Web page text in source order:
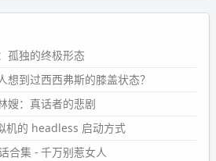
孤独的终极形态
想到过西西弗斯的膝盖状态？
嫂：真话者的悲剧
机的 headless 启动方式
合集 - 千万别惹女人